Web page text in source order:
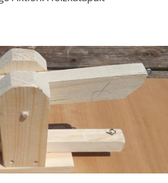
Kommunalwahlen
Bestattungsarten
Stadtpark
Rathausplatz